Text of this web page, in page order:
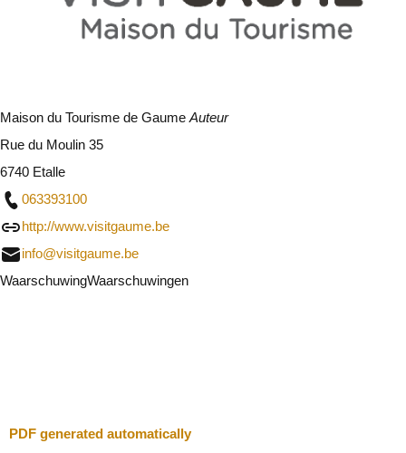
Maison du Tourisme de Gaume Auteur
Rue du Moulin 35
6740 Etalle
063393100
http://www.visitgaume.be
info@visitgaume.be
WaarschuwingWaarschuwingen
PDF generated automatically